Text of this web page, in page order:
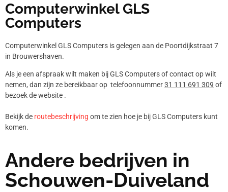
Computerwinkel GLS
Computers
Computerwinkel GLS Computers is gelegen aan de Poortdijkstraat 7
in Brouwershaven.
Als je een afspraak wilt maken bij GLS Computers of contact op wilt
nemen, dan zijn ze bereikbaar op telefoonnummer31 111 691 309 of
bezoek de website .
Bekijk de routebeschrijving om te zien hoe je bij GLS Computers kunt
komen.
Andere bedrijven in
Schouwen-Duiveland